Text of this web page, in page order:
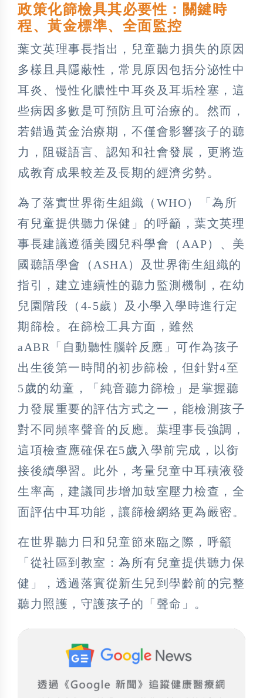
政策化篩檢具其必要性：關鍵時
程、黃金標準、全面監控
葉文英理事長指出，兒童聽力損失的原因
多樣且具隱蔽性，常見原因包括分泌性中
耳炎、慢性化膿性中耳炎及耳垢栓塞，這
些病因多數是可預防且可治療的。然而，
若錯過黃金治療期，不僅會影響孩子的聽
力，阻礙語言、認知和社會發展，更將造
成教育成果較差及長期的經濟劣勢。
為了落實世界衛生組織（WHO）「為所
有兒童提供聽力保健」的呼籲，葉文英理
事長建議遵循美國兒科學會（AAP）、美
國聽語學會（ASHA）及世界衛生組織的
指引，建立連續性的聽力監測機制，在幼
兒園階段（4-5歲）及小學入學時進行定
期篩檢。在篩檢工具方面，雖然
aABR「自動聽性腦幹反應」可作為孩子
出生後第一時間的初步篩檢，但針對4至
5歲的幼童，「純音聽力篩檢」是掌握聽
力發展重要的評估方式之一，能檢測孩子
對不同頻率聲音的反應。葉理事長強調，
這項檢查應確保在5歲入學前完成，以銜
接後續學習。此外，考量兒童中耳積液發
生率高，建議同步增加鼓室壓力檢查，全
面評估中耳功能，讓篩檢網絡更為嚴密。
在世界聽力日和兒童節來臨之際，呼籲
「從社區到教室：為所有兒童提供聽力保
健」，透過落實從新生兒到學齡前的完整
聽力照護，守護孩子的「聲命」。